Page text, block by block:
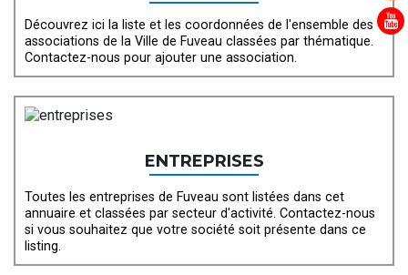
Découvrez ici la liste et les coordonnées de l'ensemble des
associations de la Ville de Fuveau classées par thématique.
Contactez-nous pour ajouter une association.
ENTREPRISES
Toutes les entreprises de Fuveau sont listées dans cet
annuaire et classées par secteur d'activité. Contactez-nous
si vous souhaitez que votre société soit présente dans ce
listing.